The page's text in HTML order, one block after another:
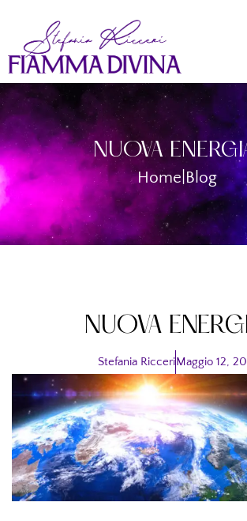
NUOVA
Home Blog
NUOVA
Stefania RicceriMaggio 12,